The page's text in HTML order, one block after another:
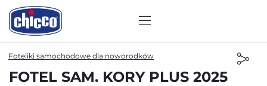
Foteliki samochodowe dla noworodków
FOTEL SAM. KORY PLUS 2025